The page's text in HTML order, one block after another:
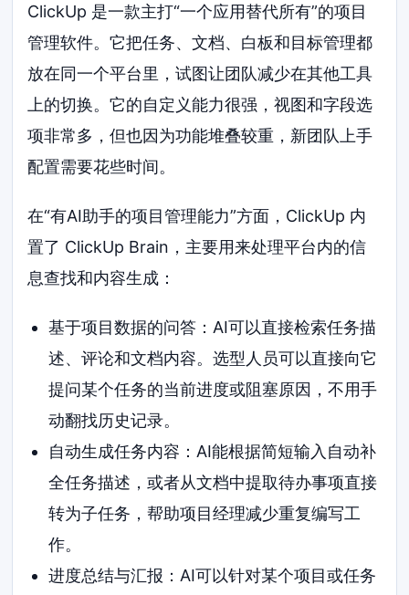
ClickUp 是一款主打“一个应用替代所有”的项目
管理软件。它把任务、文档、白板和目标管理都
放在同一个平台里，试图让团队减少在其他工具
上的切换。它的自定义能力很强，视图和字段选
项非常多，但也因为功能堆叠较重，新团队上手
配置需要花些时间。
在“有AI助手的项目管理能力”方面，ClickUp 内
置了 ClickUp Brain，主要用来处理平台内的信
息查找和内容生成：
基于项目数据的问答：AI可以直接检索任务描
述、评论和文档内容。选型人员可以直接向它
提问某个任务的当前进度或阻塞原因，不用手
动翻找历史记录。
自动生成任务内容：AI能根据简短输入自动补
全任务描述，或者从文档中提取待办事项直接
转为子任务，帮助项目经理减少重复编写工
作。
进度总结与汇报：AI可以针对某个项目或任务